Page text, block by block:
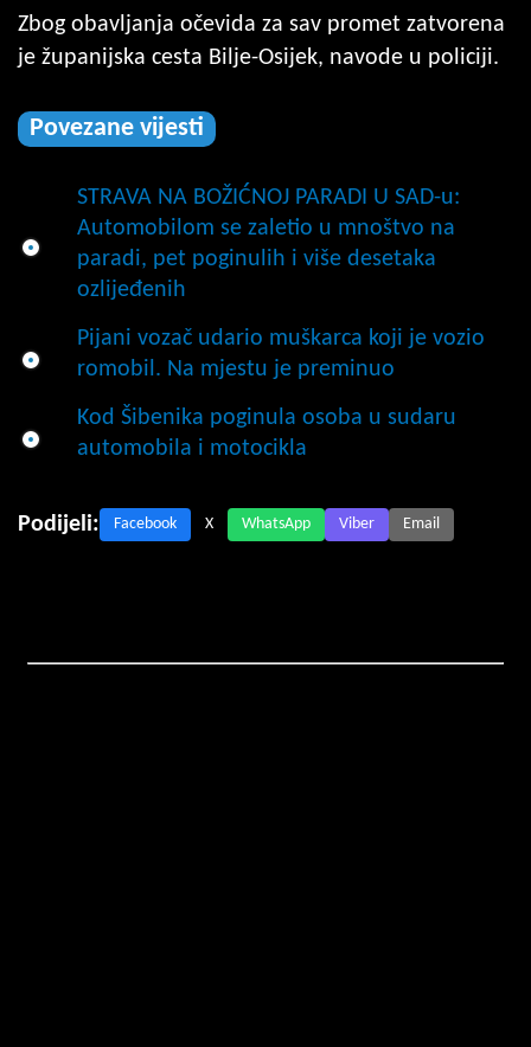
Zbog obavljanja očevida za sav promet zatvorena
je županijska cesta Bilje-Osijek, navode u policiji.
Povezane vijesti
STRAVA NA BOŽIĆNOJ PARADI U SAD-u:
Automobilom se zaletio u mnoštvo na
paradi, pet poginulih i više desetaka
ozlijeđenih
Pijani vozač udario muškarca koji je vozio
romobil. Na mjestu je preminuo
Kod Šibenika poginula osoba u sudaru
automobila i motocikla
Podijeli: Facebook X WhatsApp Viber Email